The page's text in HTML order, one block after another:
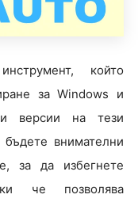
който
за Windows и
версии на тези
внимателни
за да избегнете
че позволява